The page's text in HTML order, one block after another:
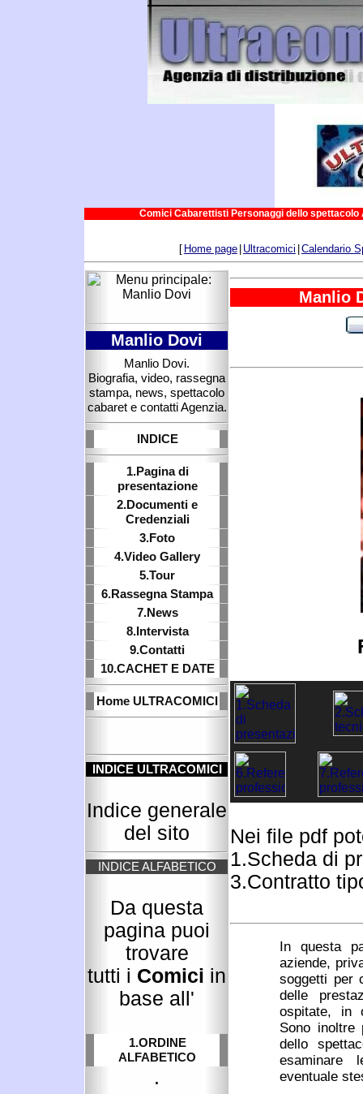
Comici Cabarettisti Personaggi dello spettacolo
[ Home page Ultracomici Calendario
Manlio Dovi
Manlio Dovi.
Biografia, video, rassegna
stampa, news, spettacolo
cabaret e contatti Agenzia.
INDICE
1.Pagina di
presentazione
2.Documenti e
Credenziali
3.Foto
4.Video Gallery
5.Tour
6.Rassegna Stampa
7.News
8.Intervista
9.Contatti
10.CACHET E DATE
Home ULTRACOMICI
INDICE ULTRACOMICI
Indice generale
del sito
INDICE ALFABETICO
Da questa
pagina puoi
trovare
tutti i Comici in
base all'
1.ORDINE
ALFABETICO
.
Manlio
Nei file pdf
1.Scheda di
3.Contratto
In questa
aziende,
soggetti per
delle
ospitate, in
Sono
dello
esaminare
eventuale